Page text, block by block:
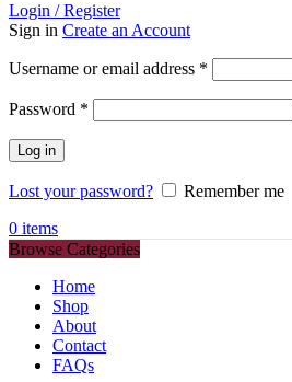
Login / Register
Sign in Create an Account
Username or email address *
Password *
Log in
Lost your password?
Remember me
0 items
Browse Categories
Home
Shop
About
Contact
FAQs